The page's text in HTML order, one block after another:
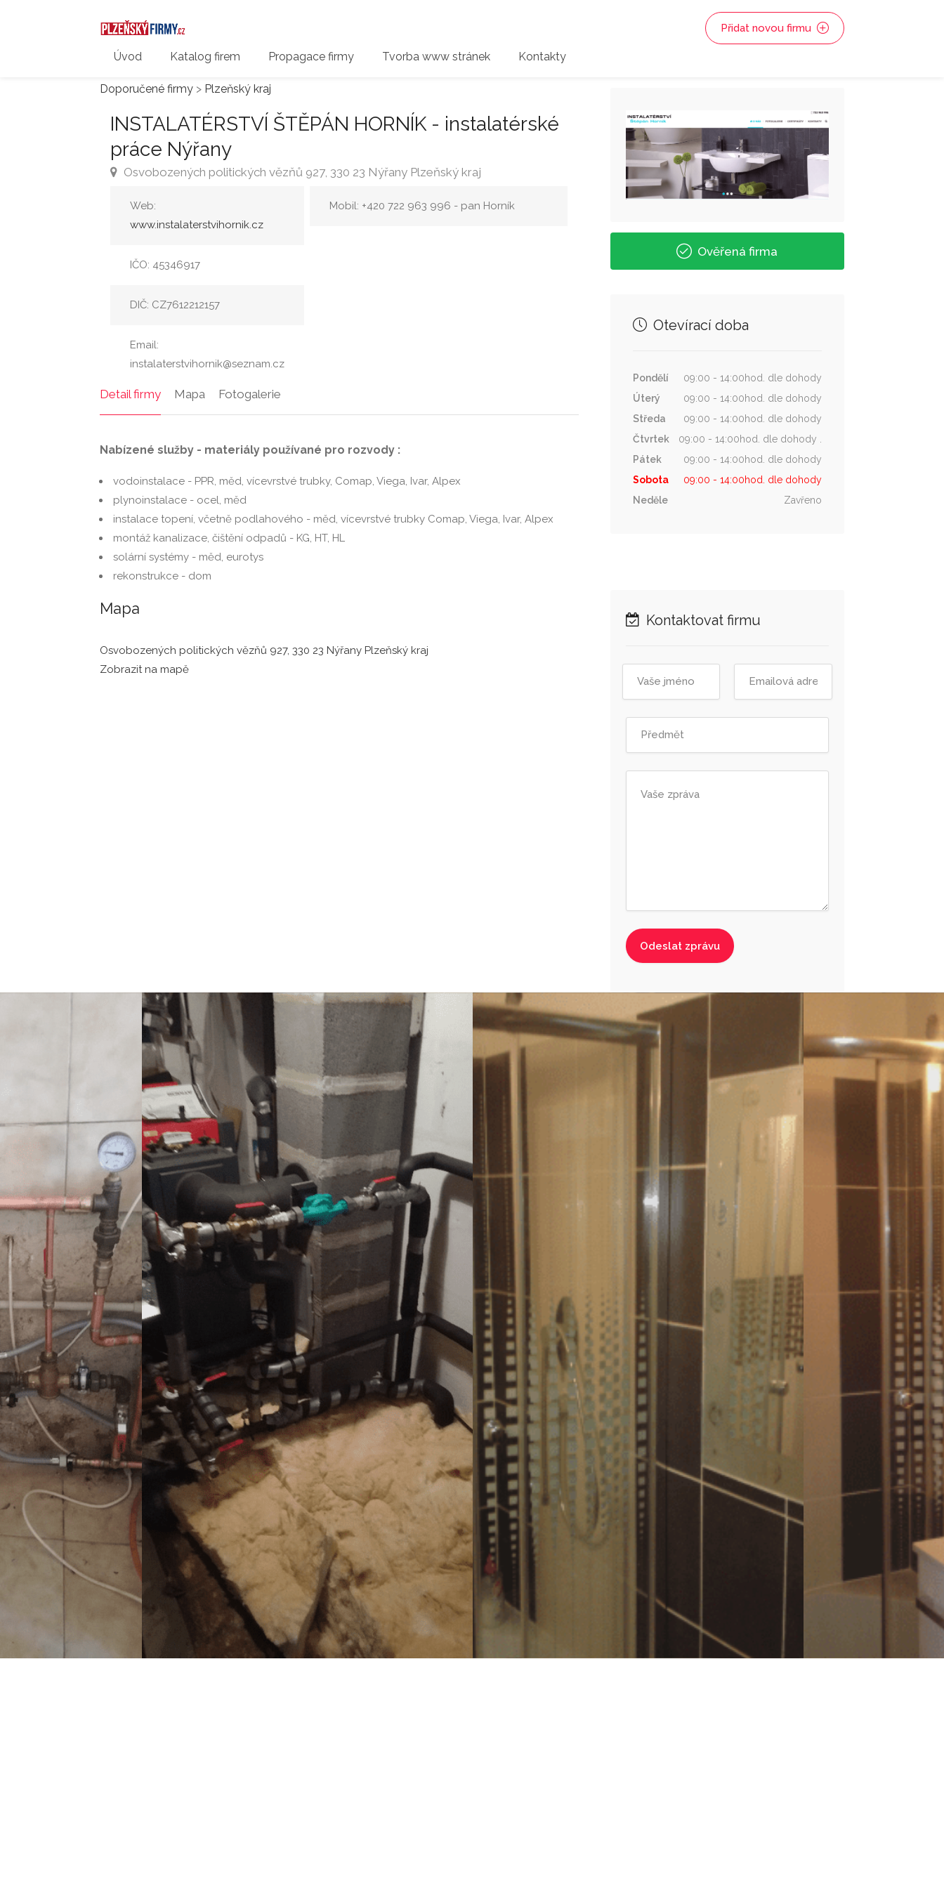
Úvod Katalog firem Propagace firmy Tvorba www stránek Kontakty
Přidat novou firmu
Doporučené firmy > Plzeňský kraj
INSTALATÉRSTVÍ ŠTĚPÁN HORNÍK - instalatérské
práce Nýřany
Osvobozených politických vězňů 927, 330 23 Nýřany Plzeňský kraj
Web:
www.instalaterstvihornik.cz
IČO: 45346917
DIČ: CZ7612212157
Email:
instalaterstvihornik@seznam.cz
Mobil: +420 722 963 996 - pan Horník
Detail firmy Mapa Fotogalerie
Nabízené služby - materiály používané pro rozvody :
vodoinstalace - PPR, měd, vícevrstvé trubky, Comap, Viega, Ivar, Alpex
plynoinstalace - ocel, měd
instalace topení, včetně podlahového - měd, vícevrstvé trubky Comap, Viega, Ivar, Alpex
montáž kanalizace, čištění odpadů - KG, HT, HL
solární systémy - měd, eurotys
rekonstrukce - dom
Mapa
Osvobozených politických vězňů 927, 330 23 Nýřany Plzeňský kraj
Zobrazit na mapě
Ověřená firma
Otevírací doba
Pondělí
09:00 - 14:00hod. dle dohody
Úterý
09:00 - 14:00hod. dle dohody
Středa
09:00 - 14:00hod. dle dohody
Čtvrtek
09:00 - 14:00hod. dle dohody .
Pátek
09:00 - 14:00hod. dle dohody
Sobota
09:00 - 14:00hod. dle dohody
Neděle
Zavřeno
Kontaktovat firmu